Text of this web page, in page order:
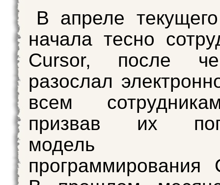
В апреле
начала тесно
Cursor, после
разослал
всем
призвав их
модель
программирования